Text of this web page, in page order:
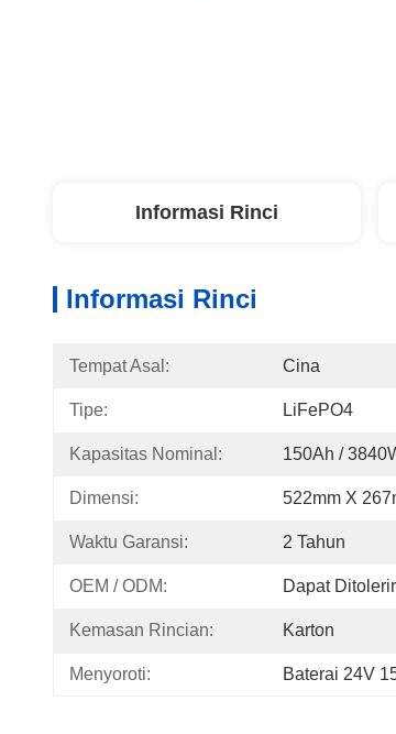
Informasi Rinci
Informasi Rinci
Tempat Asal: Cina
Tipe: LiFePO4
Kapasitas Nominal: 150Ah /
Dimensi: 522mm X
Waktu Garansi: 2 Tahun
OEM / ODM: Dapat Ditolerir
Kemasan Rincian: Karton
Menyoroti: Baterai 24V